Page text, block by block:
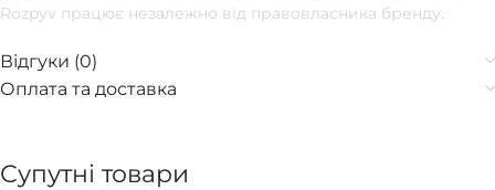
Rozpyv працює незалежно від правовласника бренду.
Відгуки (0)
Оплата та доставка
Супутні товари